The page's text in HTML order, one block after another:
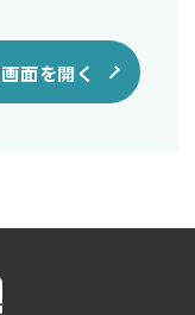
面を開く